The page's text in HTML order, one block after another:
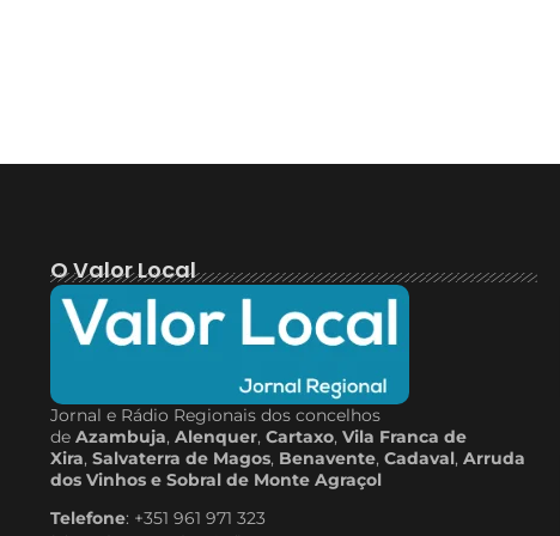
O Valor Local
Jornal e Rádio Regionais dos concelhos
de Azambuja, Alenquer, Cartaxo, Vila Franca de
Xira, Salvaterra de Magos, Benavente, Cadaval, Arruda
dos Vinhos e Sobral de Monte Agraçol
Telefone: +351 961 971 323